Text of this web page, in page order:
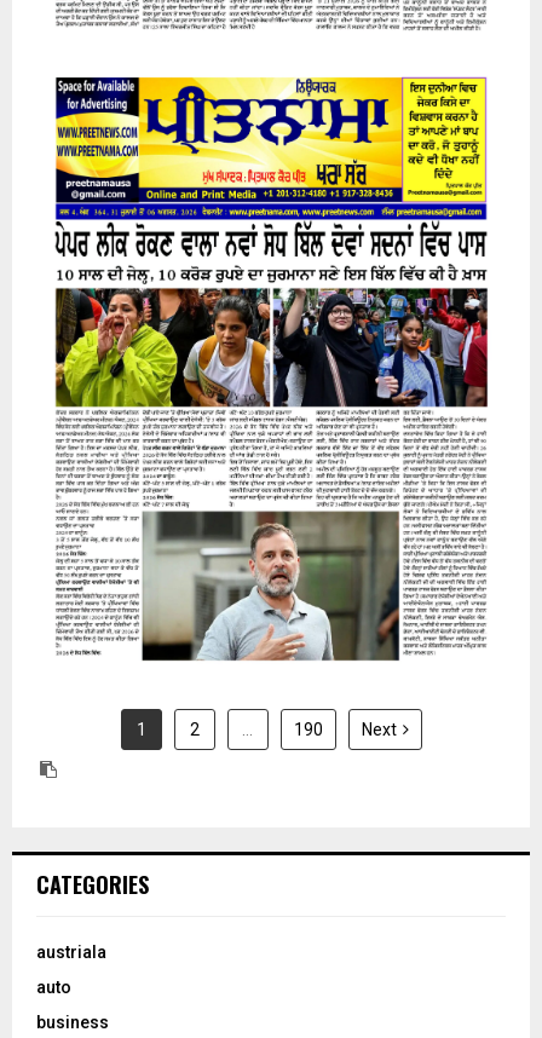
31 July 2026
1 2 190 Next
CATEGORIES
austriala
auto
business